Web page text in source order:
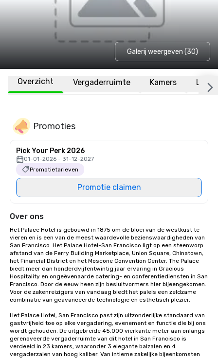
Galerij weergeven (30)
Overzicht Vergaderruimte Kamers
Promoties
Pick Your Perk 2026
01-01-2026 - 31-12-2027
Promotietarieven
Promotie claimen
Over ons
Het Palace Hotel is gebouwd in 1875 om de bloei van de westkust te
vieren en is een van de meest waardevolle bezienswaardigheden van
San Francisco. Het Palace Hotel-San Francisco ligt op een steenworp
afstand van de Ferry Building Marketplace, Union Square, Chinatown,
het Financial District en het Moscone Convention Center. The Palace
biedt meer dan honderdvijfentwintig jaar ervaring in Gracious
Hospitality en ongeëvenaarde catering- en conferentiediensten in San
Francisco. Door de eeuw heen zijn besluitvormers hier bijeengekomen.
Voor de zakenreizigers van vandaag biedt het paleis een zeldzame
combinatie van geavanceerde technologie en esthetisch plezier.
Het Palace Hotel, San Francisco past zijn uitzonderlijke standaard van
gastvrijheid toe op elke vergadering, evenement en functie die bij ons
wordt gehouden. De uitgebreide 45.000 vierkante meter aan onlangs
gerenoveerde vergaderruimte van dit hotel in San Francisco is
verdeeld in 23 kamers, waaronder 3 elegante balzalen en 4
vergaderzalen van hoog kaliber. Van intieme zakelijke bijeenkomsten